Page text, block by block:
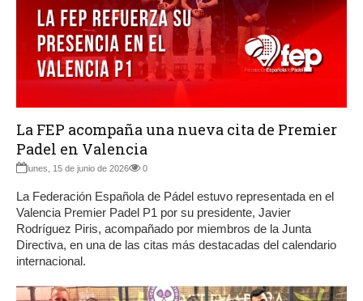
La FEP acompaña una nueva cita de Premier
Padel en Valencia
lunes, 15 de junio de 2026 0
La Federación Española de Pádel estuvo representada en el
Valencia Premier Padel P1 por su presidente, Javier
Rodríguez Piris, acompañado por miembros de la Junta
Directiva, en una de las citas más destacadas del calendario
internacional.